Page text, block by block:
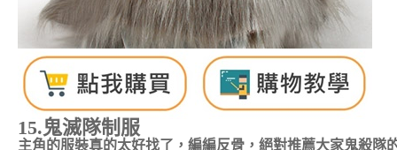
15.鬼滅隊制服
主角的服裝真的太好找了，編編反骨，絕對推薦大家鬼殺隊